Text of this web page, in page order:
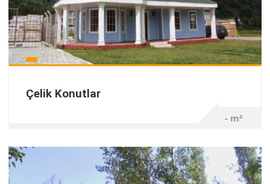
- m²
Çelik Konutlar